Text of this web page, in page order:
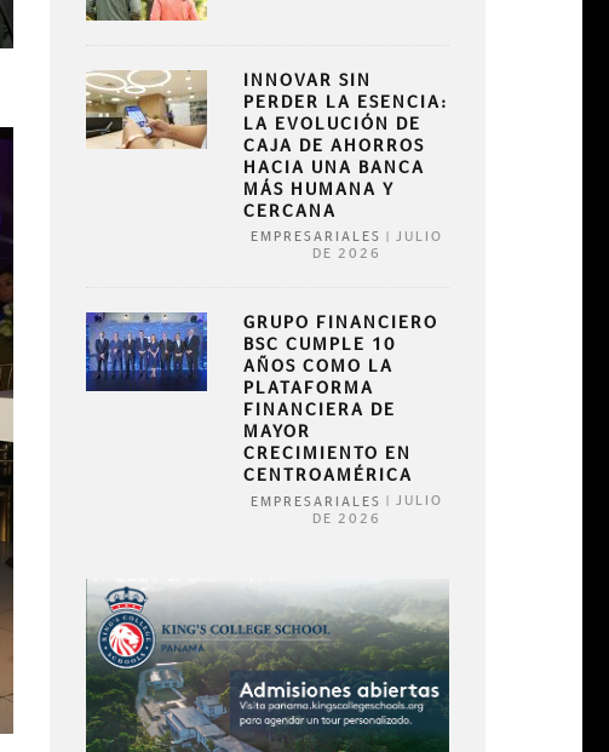
INNOVAR SIN
PERDER LA ESENCIA:
LA EVOLUCIÓN DE
CAJA DE AHORROS
HACIA UNA BANCA
MÁS HUMANA Y
CERCANA
EMPRESARIALES
JULIO
DE 2026
GRUPO FINANCIERO
BSC CUMPLE 10
AÑOS COMO LA
PLATAFORMA
FINANCIERA DE
MAYOR
CRECIMIENTO EN
CENTROAMÉRICA
EMPRESARIALES
JULIO
DE 2026